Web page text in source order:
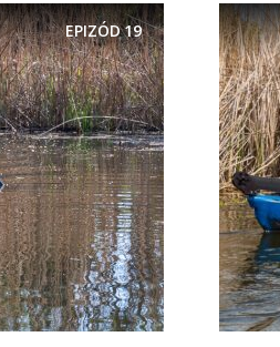
EPIZÓD19